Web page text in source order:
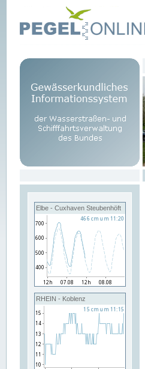
Elbe - Cuxhaven Steubenhöft
RHEIN - Koblenz